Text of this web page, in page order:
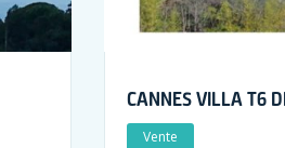
CANNES VILLA T6
Vente